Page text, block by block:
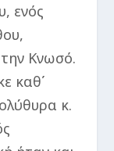
ενός
Κνωσό.
καθ΄
κ.